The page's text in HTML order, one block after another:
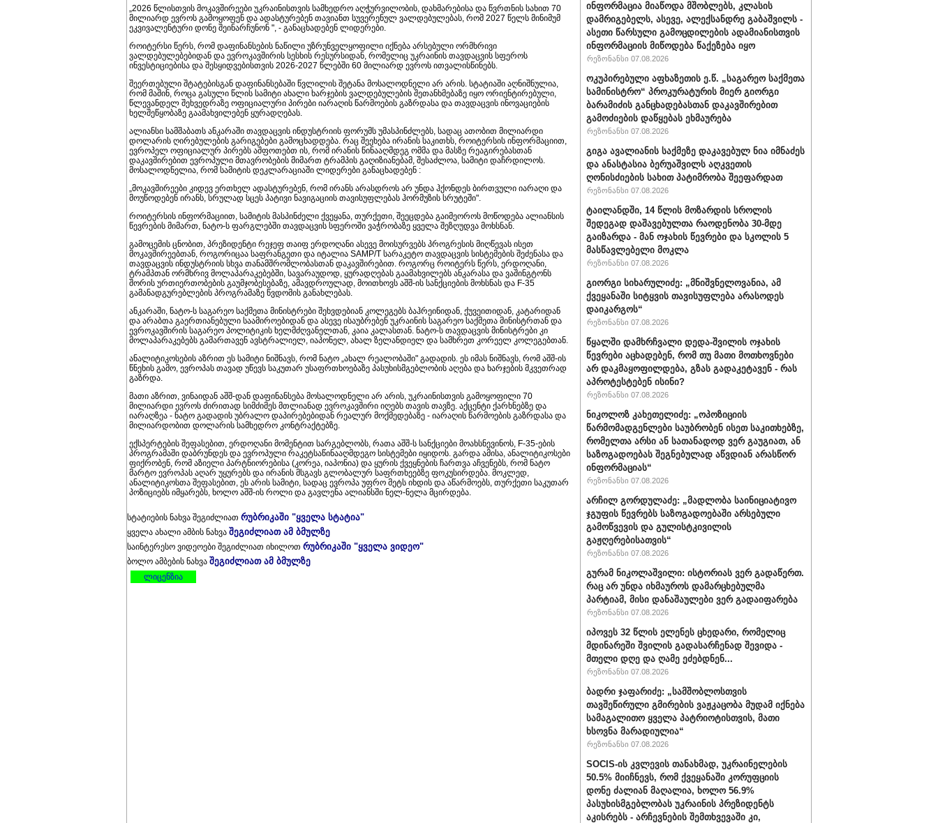
„2026 წლისთვის მოკავშირეები უკრაინისთვის სამხედრო აღჭურვილობის, დახმარებისა და წვრთნის სახით 70
მილიარდ ევროს გამოყოფენ და ადასტურებენ თავიანთ სუვერენულ ვალდებულებას, რომ 2027 წელს მინიმუმ
ეკვივალენტური დონე შეინარჩუნონ ", - განაცხადებენ ლიდერები.
როიტერსი წერს, რომ დაფინანსების ნაწილი უზრუნველყოფილი იქნება არსებული ორმხრივი
ვალდებულებებიდან და ევროკავშირის სესხის რესურსიდან, რომელიც უკრაინის თავდაცვის სფეროს
ინვესტიციებისა და შესყიდვებისთვის 2026-2027 წლებში 60 მილიარდ ევროს ითვალისწინებს.
შეერთებული შტატებისგან დაფინანსებაში წვლილის შეტანა მოსალოდნელი არ არის. სტატიაში აღნიშნულია,
რომ მაშინ, როცა გასული წლის სამიტი ახალი ხარჯების ვალდებულების შეთანხმებაზე იყო ორიენტირებული,
წლევანდელ შეხვედრაზე ოფიციალური პირები იარაღის წარმოების გაზრდასა და თავდაცვის ინოვაციების
ხელშეწყობაზე გაამახვილებენ ყურადღებას.
ალიანსი სამშაბათს ანკარაში თავდაცვის ინდუსტრიის ფორუმს უმასპინძლებს, სადაც ათობით მილიარდი
დოლარის ღირებულების გარიგებები გამოცხადდება. რაც შეეხება ირანის საკითხს, როიტერსის ინფორმაციით,
ევროპელ ოფიციალურ პირებს აშფოთებთ ის, რომ ირანის წინააღმდეგ ომმა და მასზე რეაგირებასთან
დაკავშირებით ევროპული მთავრობების მიმართ ტრამპის გაღიზიანებამ, შესაძლოა, სამიტი დაჩრდილოს.
მოსალოდნელია, რომ სამიტის დეკლარაციაში ლიდერები განაცხადებენ :
„მოკავშირეები კიდევ ერთხელ ადასტურებენ, რომ ირანს არასდროს არ უნდა ჰქონდეს ბირთვული იარაღი და
მოუწოდებენ ირანს, სრულად სცეს პატივი ნავიგაციის თავისუფლებას ჰორმუზის სრუტეში".
როიტერსის ინფორმაციით, სამიტის მასპინძელი ქვეყანა, თურქეთი, შეეცდება გაიმეოროს მოწოდება ალიანსის
წევრების მიმართ, ნატო-ს ფარგლებში თავდაცვის სფეროში ვაჭრობაზე ყველა შეზღუდვა მოხსნან.
გამოცემის ცნობით, პრეზიდენტი რეჯეფ თაიფ ერდოღანი ასევე მოისურვებს პროგრესის მიღწევას ისეთ
მოკავშირეებთან, როგორიცაა საფრანგეთი და იტალია SAMP/T სარაკეტო თავდაცვის სისტემების შეძენასა და
თავდაცვის ინდუსტრიის სხვა თანამშრომლობასთან დაკავშირებით. როგორც როიტერს წერს, ერდოღანი,
ტრამპთან ორმხრივ მოლაპარაკებებში, სავარაუდოდ, ყურადღებას გაამახვილებს ანკარასა და ვაშინგტონს
შორის ურთიერთობების გაუმჯობესებაზე, ამავდროულად, მოითხოვს აშშ-ის სანქციების მოხსნას და F-35
გამანადგურებლების პროგრამაზე წვდომის განახლებას.
ანკარაში, ნატო-ს საგარეო საქმეთა მინისტრები შეხვდებიან კოლეგებს ბაჰრეინიდან, ქუვეითიდან, კატარიდან
და არაბთა გაერთიანებული საამიროებიდან და ასევე ისაუბრებენ უკრაინის საგარეო საქმეთა მინისტრთან და
ევროკავშირის საგარეო პოლიტიკის ხელმძღვანელთან, კაია კალასთან. ნატო-ს თავდაცვის მინისტრები კი
მოლაპარაკებებს გამართავენ ავსტრალიელ, იაპონელ, ახალ ზელანდიელ და სამხრეთ კორეელ კოლეგებთან.
ანალიტიკოსების აზრით ეს სამიტი ნიშნავს, რომ ნატო „ახალ რეალობაში" გადადის. ეს იმას ნიშნავს, რომ აშშ-ის
წნეხის გამო, ევროპას თავად უწევს საკუთარ უსაფრთხოებაზე პასუხისმგებლობის აღება და ხარჯების მკვეთრად
გაზრდა.
მათი აზრით, ვინაიდან აშშ-დან დაფინანსება მოსალოდნელი არ არის, უკრაინისთვის გამოყოფილი 70
მილიარდი ევროს ძირითად სიმძიმეს მთლიანად ევროკავშირი იღებს თავის თავზე. აქცენტი ქარხნებზე და
იარაღზეა - ნატო გადადის უბრალო დაპირებებიდან რეალურ მოქმედებაზე - იარაღის წარმოების გაზრდასა და
მილიარდობით დოლარის სამხედრო კონტრაქტებზე.
ექსპერტების შეფასებით, ერდოღანი მომენტით სარგებლობს, რათა აშშ-ს სანქციები მოახსნევინოს, F-35-ების
პროგრამაში დაბრუნდეს და ევროპული რაკეტსაწინააღმდეგო სისტემები იყიდოს. გარდა ამისა, ანალიტიკოსები
ფიქრობენ, რომ აზიელი პარტნიორებისა (კორეა, იაპონია) და ყურის ქვეყნების ჩართვა აჩვენებს, რომ ნატო
მარტო ევროპას აღარ უყურებს და ირანის მსგავს გლობალურ საფრთხეებზე ფოკუსირდება. მოკლედ,
ანალიტიკოსთა შეფასებით, ეს არის სამიტი, სადაც ევროპა უფრო მეტს იხდის და აწარმოებს, თურქეთი საკუთარ
პოზიციებს იმყარებს, ხოლო აშშ-ის როლი და გავლენა ალიანსში ნელ-ნელა მცირდება.
სტატიების ნახვა შეგიძლიათ რუბრიკაში "ყველა სტატია"
ყველა ახალი ამბის ნახვა შეგიძლიათ ამ ბმულზე
საინტერესო ვიდეოები შეგიძლიათ იხილოთ რუბრიკაში "ყველა ვიდეო"
ბოლო ამბების ნახვა შეგიძლიათ ამ ბმულზე
ლიცენზია
ინფორმაცია მიაწოდა მშობლებს, კლასის
დამრიგებელს, ასევე, ალექსანდრე გაბაშვილს -
ასეთი წარსული გამოცდილების ადამიანისთვის
ინფორმაციის მიწოდება წაქეზება იყო
რეზონანსი 07.08.2026
ოკუპირებული აფხაზეთის ე.წ. „საგარეო საქმეთა
სამინისტრო“ პროკურატურის მიერ გიორგი
ბარამიძის განცხადებასთან დაკავშირებით
გამოძიების დაწყებას ეხმაურება
რეზონანსი 07.08.2026
გიგა ავალიანის საქმეზე დაკავებულ ნია იმნაძეს
და ანასტასია ბერუაშვილს აღკვეთის
ღონისძიების სახით პატიმრობა შეეფარდათ
რეზონანსი 07.08.2026
ტაილანდში, 14 წლის მოზარდის სროლის
შედეგად დაშავებულთა რაოდენობა 30-მდე
გაიზარდა - მან ოჯახის წევრები და სკოლის 5
მასწავლებელი მოკლა
რეზონანსი 07.08.2026
გიორგი სიხარულიძე: „მნიშვნელოვანია, ამ
ქვეყანაში სიტყვის თავისუფლება არასოდეს
დაიკარგოს“
რეზონანსი 07.08.2026
წყალში დამხრჩვალი დედა-შვილის ოჯახის
წევრები აცხადებენ, რომ თუ მათი მოთხოვნები
არ დაკმაყოფილდება, გზას გადაკეტავენ - რას
აპროტესტებენ ისინი?
რეზონანსი 07.08.2026
ნიკოლოზ კახეთელიძე: „ოპოზიციის
წარმომადგენლები საუბრობენ ისეთ საკითხებზე,
რომელთა არსი ან სათანადოდ ვერ გაუგიათ, ან
საზოგადოებას შეგნებულად აწვდიან არასწორ
ინფორმაციას“
რეზონანსი 07.08.2026
არჩილ გორდულაძე: „მადლობა საინიციატივო
ჯგუფის წევრებს საზოგადოებაში არსებული
გამოწვევის და გულისტკივილის
გაჟღერებისათვის“
რეზონანსი 07.08.2026
გურამ ნიკოლაშვილი: ისტორიას ვერ გადაწერთ.
რაც არ უნდა იხმაუროს დამარცხებულმა
პარტიამ, მისი დანაშაულები ვერ გადაიფარება
რეზონანსი 07.08.2026
იპოვეს 32 წლის ელენეს ცხედარი, რომელიც
მდინარეში შვილის გადასარჩენად შევიდა -
მთელი დღე და ღამე ეძებდნენ...
რეზონანსი 07.08.2026
ბადრი ჯაფარიძე: „სამშობლოსთვის
თავშეწირული გმირების ვაჟკაცობა მუდამ იქნება
სამაგალითო ყველა პატრიოტისთვის, მათი
ხსოვნა მარადიულია“
რეზონანსი 07.08.2026
SOCIS-ის კვლევის თანახმად, უკრაინელების
50.5% მიიჩნევს, რომ ქვეყანაში კორუფციის
დონე ძალიან მაღალია, ხოლო 56.9%
პასუხისმგებლობას უკრაინის პრეზიდენტს
აკისრებს - არჩევნების შემთხვევაში კი,